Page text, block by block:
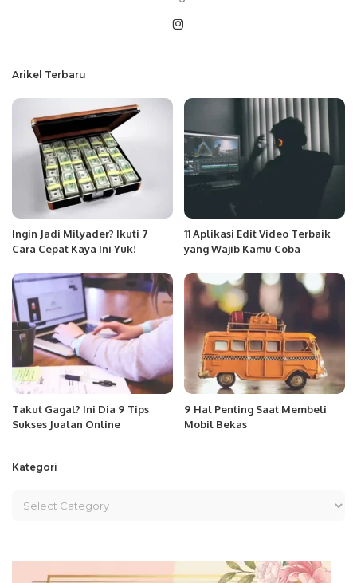
Arikel Terbaru
Ingin Jadi Milyader? Ikuti 7
Cara Cepat Kaya Ini Yuk!
11 Aplikasi Edit Video Terbaik
yang Wajib Kamu Coba
Takut Gagal? Ini Dia 9 Tips
Sukses Jualan Online
9 Hal Penting Saat Membeli
Mobil Bekas
Kategori